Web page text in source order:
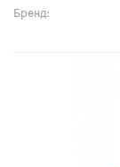
Бренд: